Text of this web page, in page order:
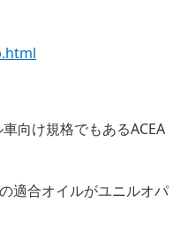
向け規格でもあるACEA
適合オイルがユニルオパ